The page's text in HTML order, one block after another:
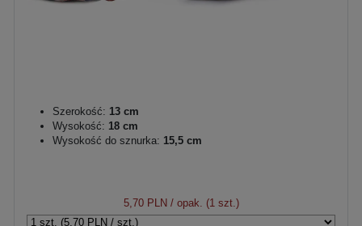
Szerokość: 13 cm
Wysokość: 18 cm
Wysokość do sznurka: 15,5 cm
5,70 PLN / opak. (1 szt.)